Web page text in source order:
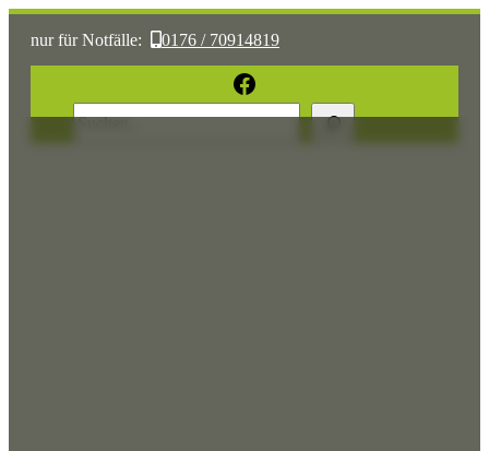
nur für Notfälle: 0176 / 70914819
Sonst: tierhilfe.wolfsburg@t-online.de
Facebook